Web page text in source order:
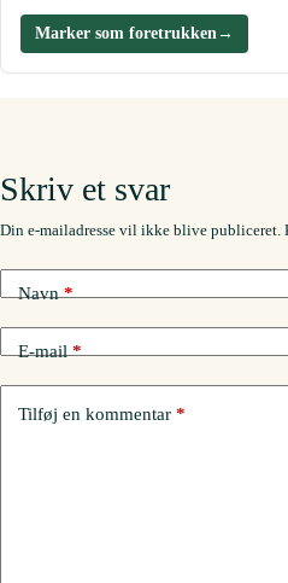
Marker som foretrukken →
Skriv et svar
Din e-mailadresse vil ikke blive publiceret.
Navn*
E-mail*
Tilføj en kommentar *